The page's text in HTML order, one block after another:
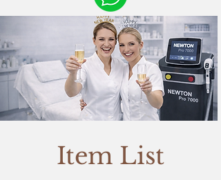
Item List